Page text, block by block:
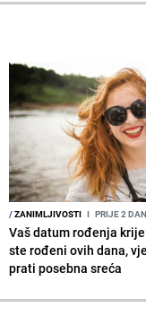
/ZANIMLJIVOSTI I PRIJE 2
Vaš datum rođenja
ste rođeni ovih dana,
prati posebna sreća